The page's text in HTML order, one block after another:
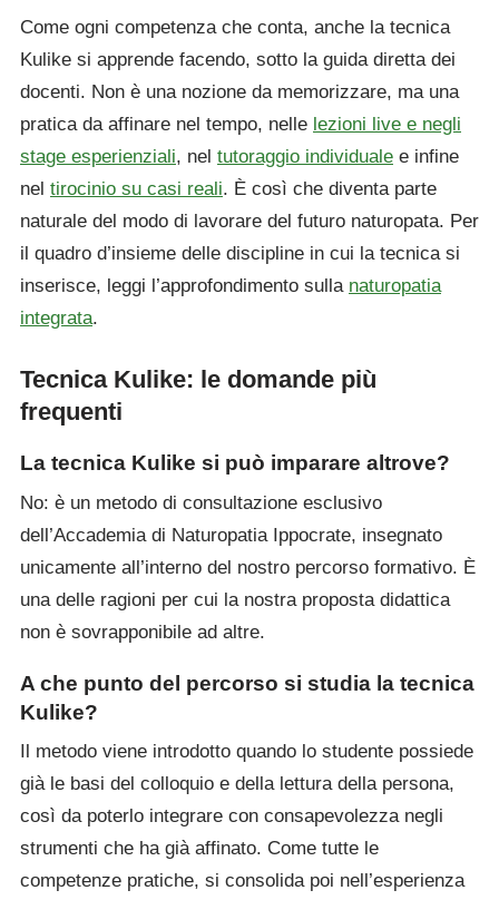
Come ogni competenza che conta, anche la tecnica
Kulike si apprende facendo, sotto la guida diretta dei
docenti. Non è una nozione da memorizzare, ma una
pratica da affinare nel tempo, nelle lezioni live e negli
stage esperienziali, nel tutoraggio individuale e infine
nel tirocinio su casi reali. È così che diventa parte
naturale del modo di lavorare del futuro naturopata. Per
il quadro d’insieme delle discipline in cui la tecnica si
inserisce, leggi l’approfondimento sulla naturopatia
integrata.
Tecnica Kulike: le domande più
frequenti
La tecnica Kulike si può imparare altrove?
No: è un metodo di consultazione esclusivo
dell’Accademia di Naturopatia Ippocrate, insegnato
unicamente all’interno del nostro percorso formativo. È
una delle ragioni per cui la nostra proposta didattica
non è sovrapponibile ad altre.
A che punto del percorso si studia la tecnica
Kulike?
Il metodo viene introdotto quando lo studente possiede
già le basi del colloquio e della lettura della persona,
così da poterlo integrare con consapevolezza negli
strumenti che ha già affinato. Come tutte le
competenze pratiche, si consolida poi nell’esperienza